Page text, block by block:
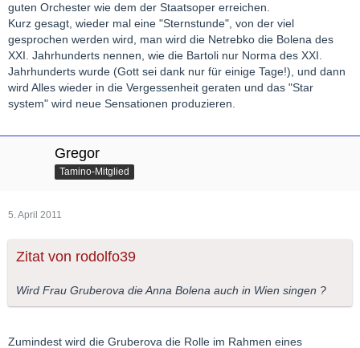
guten Orchester wie dem der Staatsoper erreichen.
Kurz gesagt, wieder mal eine "Sternstunde", von der viel
gesprochen werden wird, man wird die Netrebko die Bolena des
XXI. Jahrhunderts nennen, wie die Bartoli nur Norma des XXI.
Jahrhunderts wurde (Gott sei dank nur für einige Tage!), und dann
wird Alles wieder in die Vergessenheit geraten und das "Star
system" wird neue Sensationen produzieren.
Gregor
Tamino-Mitglied
5. April 2011
Zitat von rodolfo39
Wird Frau Gruberova die Anna Bolena auch in Wien singen ?
Zumindest wird die Gruberova die Rolle im Rahmen eines